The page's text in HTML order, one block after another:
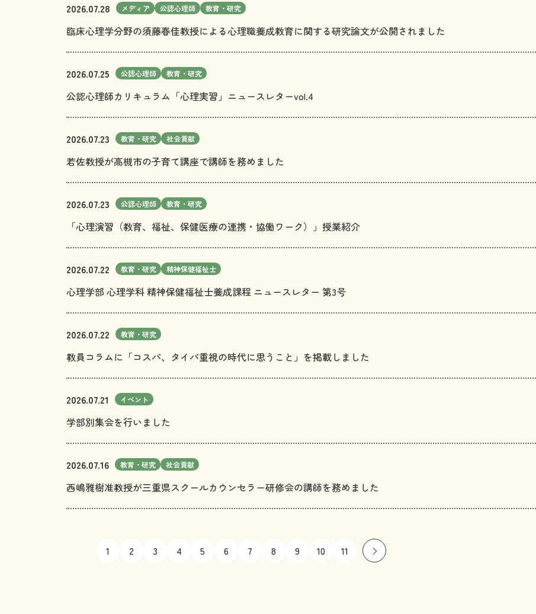
2026.07.28 メディア 公認心理師 教育・研究
臨床心理学分野の須藤春佳教授による心理職養成教育に関する研究論文が公開されました
2026.07.25 公認心理師 教育・研究
公認心理師カリキュラム「心理実習」ニュースレターvol.4
2026.07.23 教育・研究 社会貢献
若佐教授が高槻市の子育て講座で講師を務めました
2026.07.23 公認心理師 教育・研究
「心理演習（教育、福祉、保健医療の連携・協働ワーク）」授業紹介
2026.07.22 教育・研究 精神保健福祉士
心理学部 心理学科 精神保健福祉士養成課程 ニュースレター 第3号
2026.07.22 教育・研究
教員コラムに「コスパ、タイパ重視の時代に思うこと」を掲載しました
2026.07.21 イベント
学部別集会を行いました
2026.07.16 教育・研究 社会貢献
西嶋雅樹准教授が三重県スクールカウンセラー研修会の講師を務めました
1 2 3 4 5 6 7 8 9 10 11